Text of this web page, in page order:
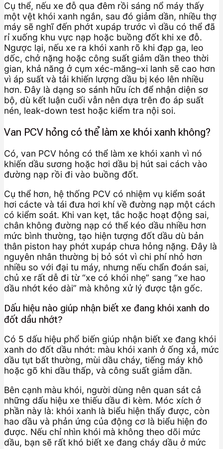
Cụ thể, nếu xe đỗ qua đêm rồi sáng nổ máy thấy
một vệt khói xanh ngắn, sau đó giảm dần, nhiều thợ
máy sẽ nghĩ đến phớt xupáp trước vì dầu có thể đã
rỉ xuống khu vực nạp hoặc buồng đốt khi xe đỗ.
Ngược lại, nếu xe ra khói xanh rõ khi đạp ga, leo
dốc, chở nặng hoặc công suất giảm dần theo thời
gian, khả năng ở cụm xéc-măng–xi lanh sẽ cao hơn
vì áp suất và tải khiến lượng dầu bị kéo lên nhiều
hơn. Đây là dạng so sánh hữu ích để nhận diện sơ
bộ, dù kết luận cuối vẫn nên dựa trên đo áp suất
nén, leak-down test hoặc kiểm tra nội soi.
Van PCV hỏng có thể làm xe khói xanh không?
Có, van PCV hỏng có thể làm xe khói xanh vì nó
khiến dầu sương hoặc hơi dầu bị hút sai cách vào
đường nạp rồi đi vào buồng đốt.
Cụ thể hơn, hệ thống PCV có nhiệm vụ kiểm soát
hơi cácte và tái đưa hơi khí về đường nạp một cách
có kiểm soát. Khi van kẹt, tắc hoặc hoạt động sai,
chân không đường nạp có thể kéo dầu nhiều hơn
mức bình thường, tạo hiện tượng đốt dầu dù bản
thân piston hay phớt xupáp chưa hỏng nặng. Đây là
nguyên nhân thường bị bỏ sót vì chi phí nhỏ hơn
nhiều so với đại tu máy, nhưng nếu chẩn đoán sai,
chủ xe rất dễ đi từ “xe có khói nhẹ” sang “xe hao
dầu nhớt kéo dài” mà không xử lý được tận gốc.
Dấu hiệu nào giúp nhận biết xe đang khói xanh do
đốt dầu nhớt?
Có 5 dấu hiệu phổ biến giúp nhận biết xe đang khói
xanh do đốt dầu nhớt: màu khói xanh ở ống xả, mức
dầu tụt bất thường, mùi dầu cháy, tiếng máy khô
hoặc gõ khi dầu thấp, và công suất giảm dần.
Bên cạnh màu khói, người dùng nên quan sát cả
những dấu hiệu xe thiếu dầu đi kèm. Móc xích ở
phần này là: khói xanh là biểu hiện thấy được, còn
hao dầu và phản ứng của động cơ là biểu hiện đo
được. Nếu chỉ nhìn khói mà không theo dõi mức
dầu, bạn sẽ rất khó biết xe đang cháy dầu ở mức